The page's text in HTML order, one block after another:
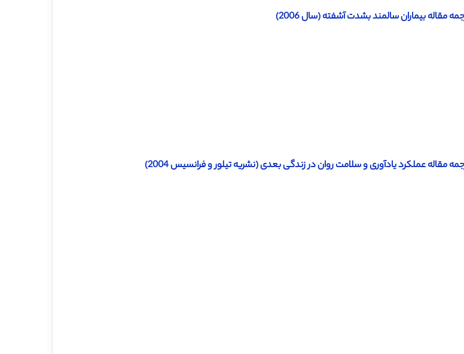
مقاله بیماران سالمند بشدت آشفته (سال 2006)
مقاله عملکرد یادآوری و سلامت روان در زندگی بعدی (نشریه تیلور و فرانسیس 2004)